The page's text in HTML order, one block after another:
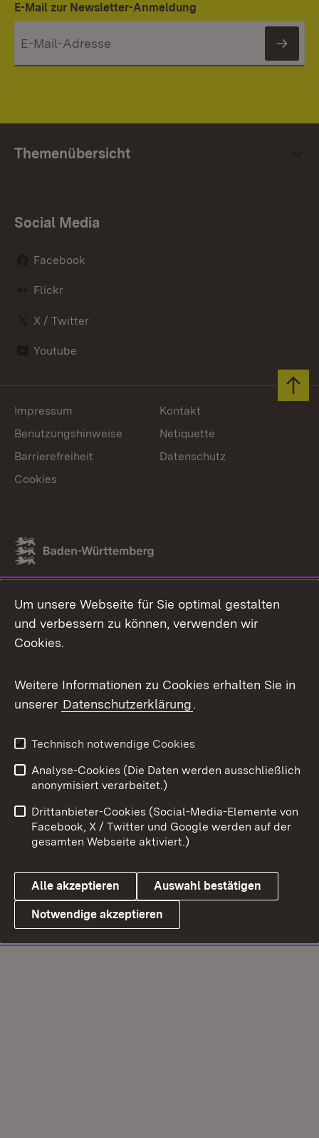
E-Mail zur Newsletter-Anmeldung
Themenübersicht
Social Media
Facebook
Flickr
X / Twitter
Youtube
Link zum Landesportal
Impressum
Kontakt
Benutzungshinweise
Netiquette
Barrierefreiheit
Datenschutz
Cookies
Um unsere Webseite für Sie optimal gestalten
und verbessern zu können, verwenden wir
Cookies.
Weitere Informationen zu Cookies erhalten Sie in
unserer Datenschutzerklärung.
Technisch notwendige Cookies
Analyse-Cookies (Die Daten werden ausschließlich
anonymisiert verarbeitet.)
Drittanbieter-Cookies (Social-Media-Elemente von
Facebook, X / Twitter und Google werden auf der
gesamten Webseite aktiviert.)
Alle akzeptieren Auswahl bestätigen
Notwendige akzeptieren